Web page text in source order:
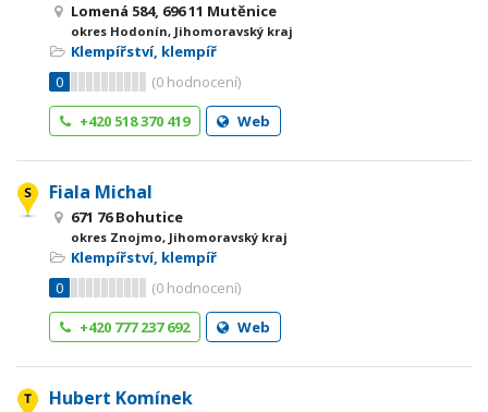
Lomená 584, 696 11 Mutěnice
okres Hodonín, Jihomoravský kraj
Klempířství, klempíř
0
(0 hodnocení)
+420 518 370 419
Web
Fiala Michal
671 76 Bohutice
okres Znojmo, Jihomoravský kraj
Klempířství, klempíř
0
(0 hodnocení)
+420 777 237 692
Web
Hubert Komínek